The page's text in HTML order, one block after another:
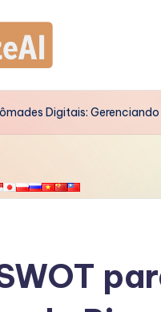
Digitais: